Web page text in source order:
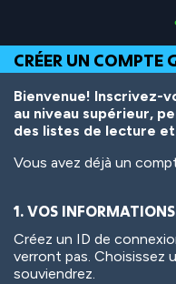
Top
of
Page
Navigation
Main
Content
Footer
contenu
principal
CRÉER UN COMPTE
Bienvenue! Inscrivez-
au niveau supérieur,
des listes de lecture
Vous avez déjà un
1. VOS
Créez un ID de
verront pas. Choisissez
souviendrez.